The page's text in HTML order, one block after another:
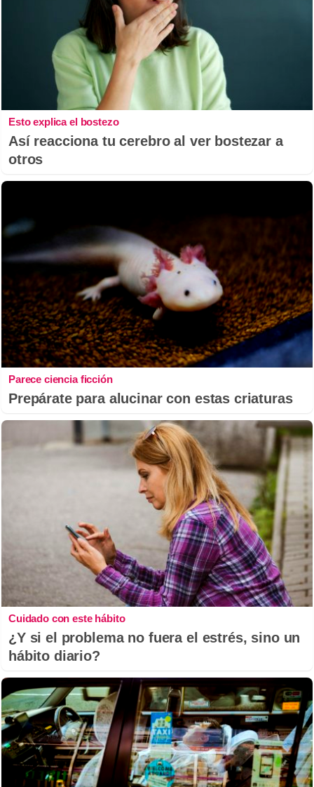
Esto explica el bostezo
Así reacciona tu cerebro al ver bostezar a
otros
Parece ciencia ficción
Prepárate para alucinar con estas criaturas
Cuidado con este hábito
¿Y si el problema no fuera el estrés, sino un
hábito diario?